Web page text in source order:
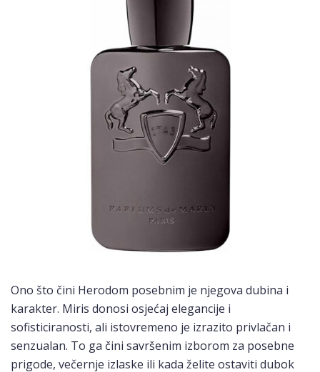
Ono što čini Herodom posebnim je njegova dubina i
karakter. Miris donosi osjećaj elegancije i
sofisticiranosti, ali istovremeno je izrazito privlačan i
senzualan. To ga čini savršenim izborom za posebne
prigode, večernje izlaske ili kada želite ostaviti dubok